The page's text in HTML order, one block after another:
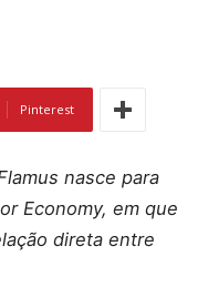
Pinterest
nasce para
Economy, em que
direta entre